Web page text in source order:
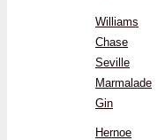
Williams
Chase
Seville
Marmalade
Gin
Hernoe